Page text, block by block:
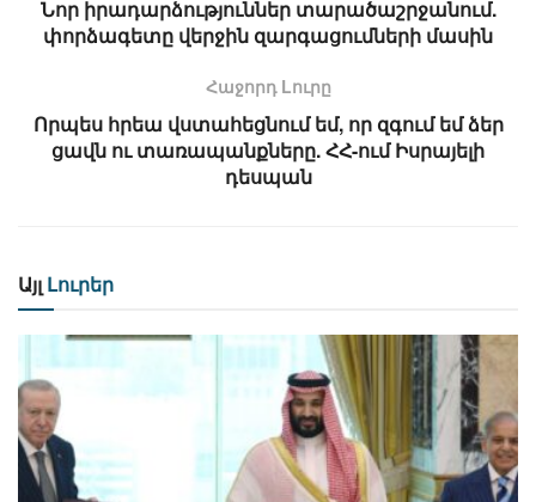
Նոր իրադարձություններ տարածաշրջանում.
փորձագետը վերջին զարգացումների մասին
Հաջորդ Lուրը
Որպես հրեա վստահեցնում եմ, որ զգում եմ ձեր
ցավն ու տառապանքները. ՀՀ-ում Իսրայելի
դեսպան
Այլ Լուրեր